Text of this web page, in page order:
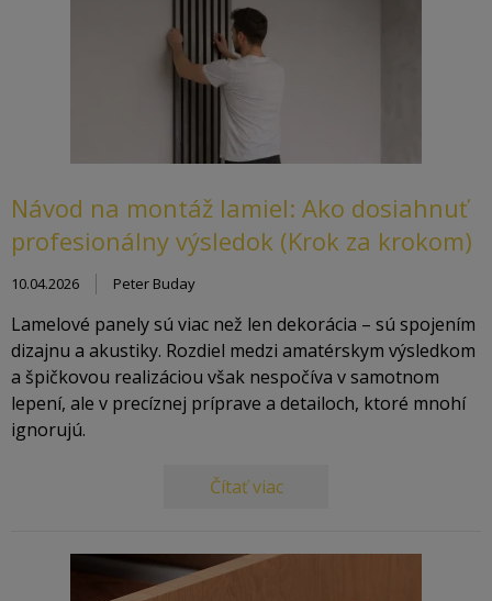
Návod na montáž lamiel: Ako dosiahnuť
profesionálny výsledok (Krok za krokom)
10.04.2026 Peter Buday
Lamelové panely sú viac než len dekorácia – sú spojením
dizajnu a akustiky. Rozdiel medzi amatérskym výsledkom
a špičkovou realizáciou však nespočíva v samotnom
lepení, ale v precíznej príprave a detailoch, ktoré mnohí
ignorujú.
Čítať viac